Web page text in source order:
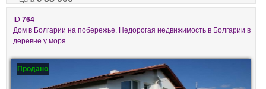
ID 764
Дом в Болгарии на побережье. Недорогая недвижимость в Болгарии в
деревне у моря.
Продано